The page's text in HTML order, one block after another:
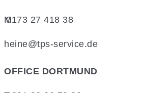
M
0173 27 418 38
heine@tps-service.de
OFFICE DORTMUND